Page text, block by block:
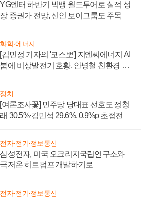
YG엔터 하반기 빅뱅 월드투어로 실적 성
장 증권가 전망, 신인 보이그룹도 주목
화학·에너지
[김민정 기자의 '코스뽀'] 지엔씨에너지 AI
붐에 비상발전기 호황, 안병철 친환경 에
정치
[여론조사꽃] 민주당 당대표 선호도 정청
래 30.5%·김민석 29.6%, 0.9%p 초접전
전자·전기·정보통신
삼성전자, 미국 오크리지국립연구소와
극저온 히트펌프 개발하기로
전자·전기·정보통신